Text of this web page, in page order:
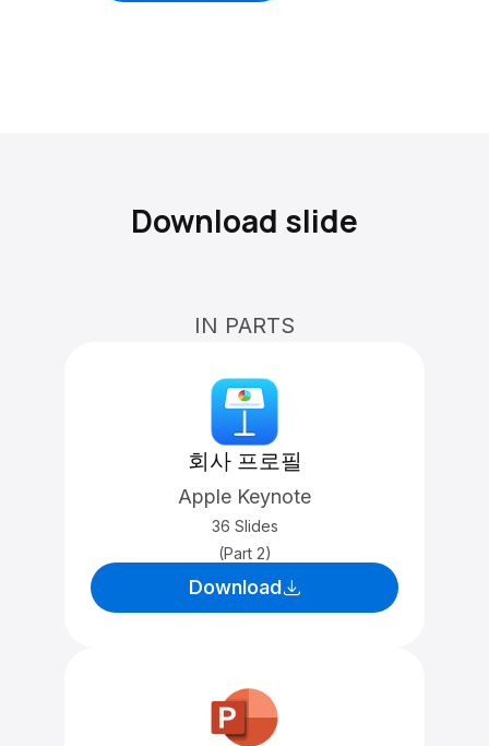
Download slide
IN PARTS
회사 프로필
Apple Keynote
36 Slides
(Part 2)
Download